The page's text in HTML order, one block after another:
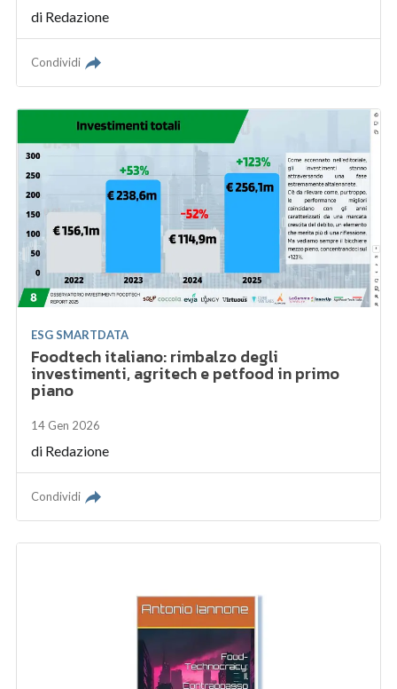
di Redazione
Condividi
ESG SMARTDATA
Foodtech italiano: rimbalzo degli
investimenti, agritech e petfood in primo
piano
14 Gen 2026
di Redazione
Condividi